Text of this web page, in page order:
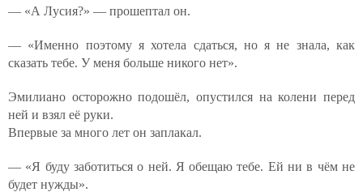
— «А Лусия?» — прошептал он.
— «Именно поэтому я хотела сдаться, но я не знала, как
сказать тебе. У меня больше никого нет».
Эмилиано осторожно подошёл, опустился на колени перед
ней и взял её руки.
Впервые за много лет он заплакал.
— «Я буду заботиться о ней. Я обещаю тебе. Ей ни в чём не
будет нужды».